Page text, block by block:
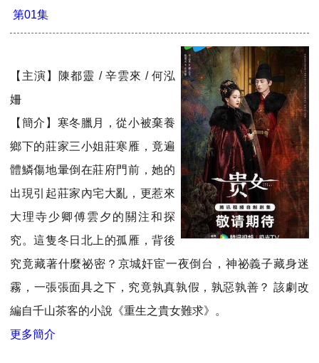
第01集
【主演】陳都靈 / 辛雲來 / 何泓
姍
【簡介】寒冬臘月，從小被棄養
鄉下的莊家三小姐莊寒雁，竟遍
體鱗傷地暈倒在莊府門前，她的
出現引起莊家內宅大亂，更惹來
大理寺少卿傅雲夕的關注和探
究。這隻冬日北上的孤雁，背後
究竟藏著什麼祕密？京城奸宦一夜倒台，神祕義子藏身迷
霧，一張張面具之下，究竟孰真孰假，孰惡孰善？ 該劇改
編自千山茶客的小說《重生之貴女難求》。
更多簡介